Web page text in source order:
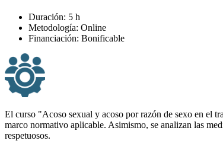
Duración: 5 h
Metodología: Online
Financiación: Bonificable
El curso "Acoso sexual y acoso por razón de sexo en el
marco normativo aplicable. Asimismo, se analizan las
respetuosos.